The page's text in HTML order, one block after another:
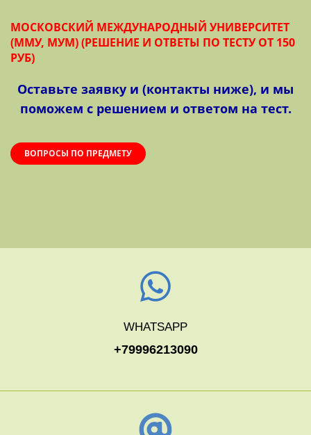
МОСКОВСКИЙ МЕЖДУНАРОДНЫЙ УНИВЕРСИТЕТ
(ММУ, МУМ) (РЕШЕНИЕ И ОТВЕТЫ ПО ТЕСТУ ОТ 150
РУБ)
Оставьте заявку и (контакты ниже), и мы
поможем с решением и ответом на тест.
ВОПРОСЫ ПО ПРЕДМЕТУ
WHATSAPP
+79996213090